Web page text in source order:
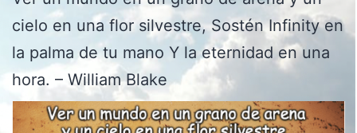
cielo en una flor silvestre, Sostén Infinity en
la palma de tu mano Y la eternidad en una
hora. – William Blake